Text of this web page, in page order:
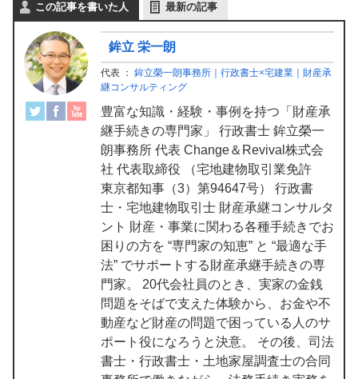
この記事を書いた人 最新の記事
鉾立 栄一朗
代表 ： 鉾立榮一朗事務所｜行政書士×宅建業｜財産承
継コンサルティング
豊富な知識・経験・事例を持つ「財産承
継手続きの専門家」 行政書士 鉾立榮一
朗事務所 代表 Change＆Revival株式会
社 代表取締役 （宅地建物取引業免許
東京都知事（3）第94647号） 行政書
士・宅地建物取引士 財産承継コンサルタ
ント 財産・事業に関わる各種手続きでお
困りの方を “専門家の知恵” と “最適な手
法” でサポートする財産承継手続きの専
門家。 20代会社員のとき、実家の金銭
問題をそばで支えた体験から、お金や不
動産など財産の問題で困っている人のサ
ポート役になろうと決意。 その後、司法
書士・行政書士・土地家屋調査士の合同